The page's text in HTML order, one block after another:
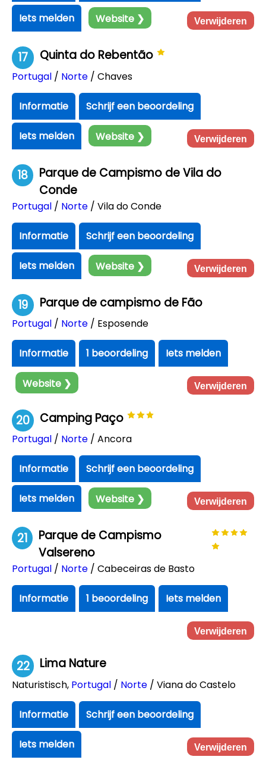
Iets melden Website ❯ Verwijderen
17 Quinta do Rebentão
Portugal / Norte / Chaves
Informatie Schrijf een beoordeling
Iets melden Website ❯ Verwijderen
18
Parque de Campismo de Vila do
Conde
Portugal / Norte / Vila do Conde
Informatie Schrijf een beoordeling
Iets melden Website ❯ Verwijderen
19 Parque de campismo de Fão
Portugal / Norte / Esposende
Informatie 1 beoordeling Iets melden
Website ❯ Verwijderen
20 Camping Paço
Portugal / Norte / Ancora
Informatie Schrijf een beoordeling
Iets melden Website ❯ Verwijderen
21
Parque de Campismo
Valsereno
Portugal / Norte / Cabeceiras de Basto
Informatie 1 beoordeling Iets melden
Verwijderen
22 Lima Nature
Naturistisch, Portugal / Norte / Viana do Castelo
Informatie Schrijf een beoordeling
Iets melden Verwijderen